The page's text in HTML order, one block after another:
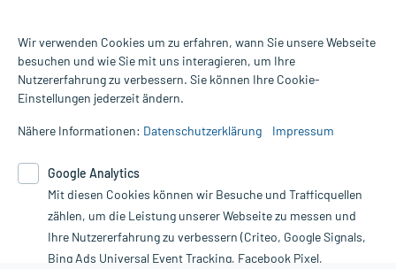
Alle Preise gelten inkl. MwSt., ggf. zzgl. Versandkosten
Informationen auf dieser Website werden ausschließlich für
die Untersuchung und Behandlung durch einen Arzt. Bitte
Therapien eingeleitet werden können. | Diese Webseite benutzt
Google Analytics. Lesen Sie bitte dazu die wichtigen Hinweise in
unserer Datenschutzerklärung. Für den Widerruf einer Bestellung
nutzen Sie das Formular:
Wir verwenden Cookies um zu erfahren, wann Sie unsere Webseite
besuchen und wie Sie mit uns interagieren, um Ihre
Nutzererfahrung zu verbessern. Sie können Ihre Cookie-
Einstellungen jederzeit ändern.
Nähere Informationen: Datenschutzerklärung Impressum
Google Analytics
Mit diesen Cookies können wir Besuche und Trafficquellen
zählen, um die Leistung unserer Webseite zu messen und
Ihre Nutzererfahrung zu verbessern (Criteo, Google Signals,
Bing Ads Universal Event Tracking, Facebook Pixel,